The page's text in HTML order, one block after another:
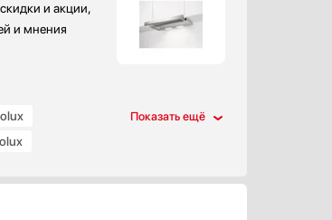
и акции,
и мнения